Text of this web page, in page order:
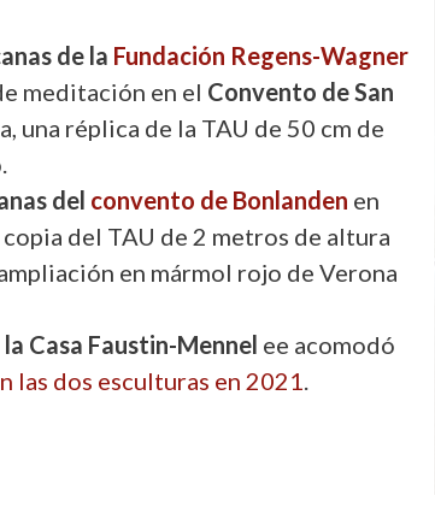
de la Fundación Regens-Wagner
meditación en el Convento de San
una réplica de la TAU de 50 cm de
del convento de Bonlanden en
del TAU de 2 metros de altura
en mármol rojo de Verona
Casa Faustin-Mennel ee acomodó
las dos esculturas en 2021.